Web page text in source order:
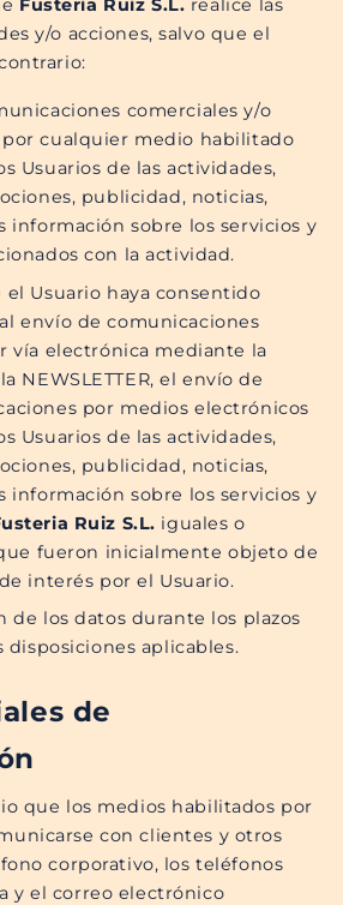
Fusteria Ruiz S.L.​​ realice las
y/o acciones, salvo que el
comerciales y/o
cualquier medio habilitado
Usuarios de las actividades,
publicidad, noticias,
información sobre los servicios y
con la actividad.
el Usuario haya consentido
envío de comunicaciones
vía electrónica mediante la
NEWSLETTER, el envío de
por medios electrónicos
Usuarios de las actividades,
publicidad, noticias,
información sobre los servicios y
Ruiz S.L.​​ iguales o
fueron inicialmente objeto de
interés por el Usuario.
de los datos durante los plazos
disposiciones aplicables.
de
que los medios habilitados por
con clientes y otros
corporativo, los teléfonos
y el correo electrónico